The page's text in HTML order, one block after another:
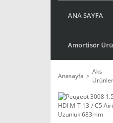
ANA SAYFA
Amortisör
Anasayfa
Aks